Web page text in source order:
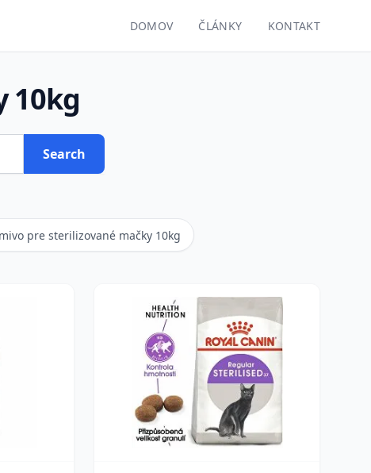
DOMOV ČLÁNKY KONTAKT
10kg
Search
pre sterilizované mačky 10kg